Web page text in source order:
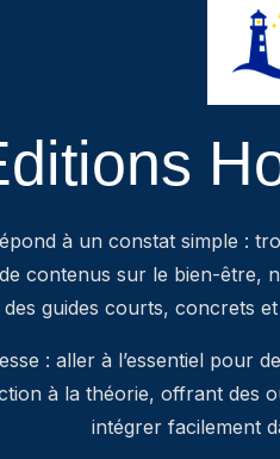
à un constat simple :
contenus sur le bien-être,
des guides courts, concrets
: aller à l’essentiel pour
à la théorie, offrant des
intégrer facilement